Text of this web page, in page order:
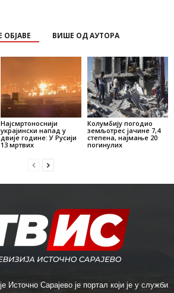
ОБЈАВЕ ВИШЕ ОД АУТОРА
Најсмртоноснији
украјински напад у
двије године: У Русији
13 мртвих
Колумбију погодио
земљотрес јачине 7,4
степена, најмање 20
погинулих
Источно Сарајево је портал који је у служби